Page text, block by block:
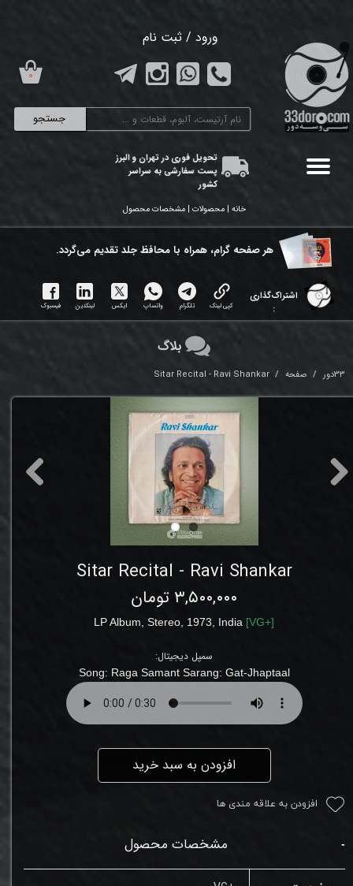
جستجو
ورود / ثبت نام
تغییر گذر واژه
سفارشات
تحویل فوری در تهران و البرز
پست سفارشی به سراسر
کشور
۰
خانه | محصولات | مشخصات محصول
هر ​صفحه گرام، همراه با محافظ جلد تقدیم می‌گردد.
اشتراک‌گذاری
:
کپی لینک تلگرام واتساپ ایکس لینکدین فیسبوک
33دور صفحه Sitar Recital - Ravi Shankar
Sitar Recital - Ravi Shankar
۳,۵۰۰,۰۰۰ تومان
LP Album,Stereo 1973 India [VG+]
سمپل دیجیتال:
Song: Raga Samant Sarang: Gat-Jhaptaal
افزودن به سبد خرید
افزودن به علاقه مندی ها
مشخصات محصول
بلاگ